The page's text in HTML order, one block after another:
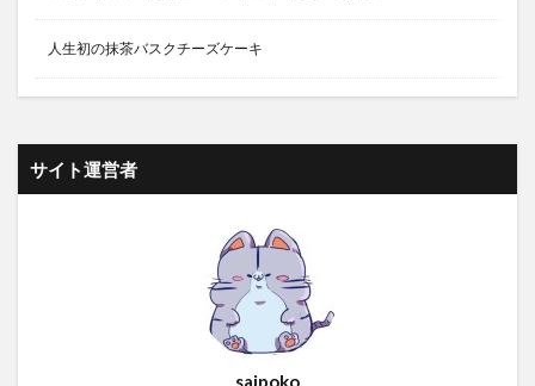
人生初の抹茶バスクチーズケーキ
サイト運営者
saipoko